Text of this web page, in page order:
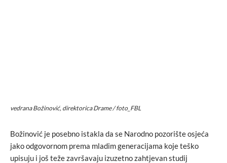
vedrana Božinović, direktorica Drame / foto_FBL
Božinović je posebno istakla da se Narodno pozorište osjeća
jako odgovornom prema mladim generacijama koje teško
upisuju i još teže završavaju izuzetno zahtjevan studij